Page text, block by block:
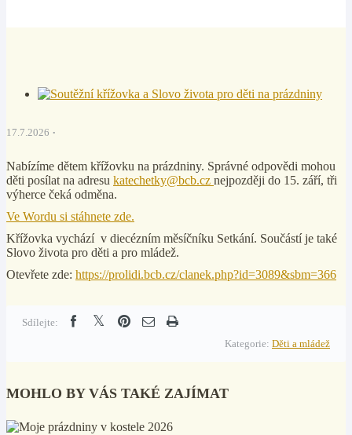
17.7.2026
Nabízíme dětem křížovku na prázdniny. Správné odpovědi mohou
děti posílat na adresu katechetky@bcb.cz nejpozději do 15. září, tři
výherce čeká odměna.
Ve Wordu si stáhnete zde.
Křížovka vychází v diecézním měsíčníku Setkání. Součástí je také
Slovo života pro děti a pro mládež.
Otevřete zde: https://prolidi.bcb.cz/clanek.php?id=3089&sbm=366
Sdílejte:
Kategorie: Děti a mládež
MOHLO BY VÁS TAKÉ ZAJÍMAT